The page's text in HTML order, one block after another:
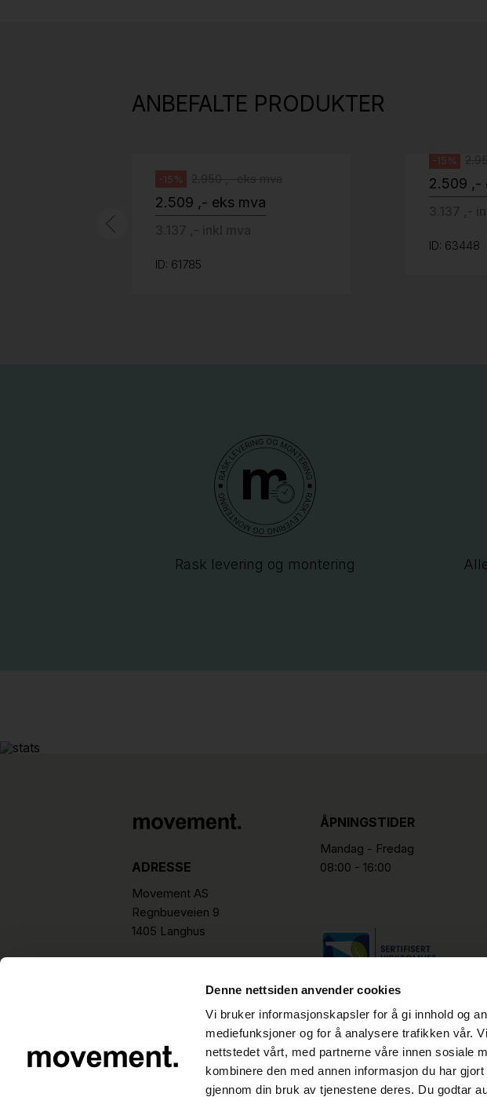
Denne nettsiden anvender cookies
Vi bruker informasjonskapsler for å gi innhold og
mediefunksjoner og for å analysere trafikken vår.
nettstedet vårt, med partnerne våre innen sosiale
kombinere den med annen informasjon du har
gjennom din bruk av tjenestene deres. Du godtar
ANBEFALTE PRODUKTER
grått fotkryss, Pent brukt
-15%
2.509 ,- eks mva
ID: 61785
-15%
2.509 ,-
ID: 63448
Rask levering og montering
ADRESSE
Movement AS
Regnbueveien 9
1405 Langhus
hello@movement.as
ÅPNINGSTIDER
Mandag - Fredag
08:00 - 16:00